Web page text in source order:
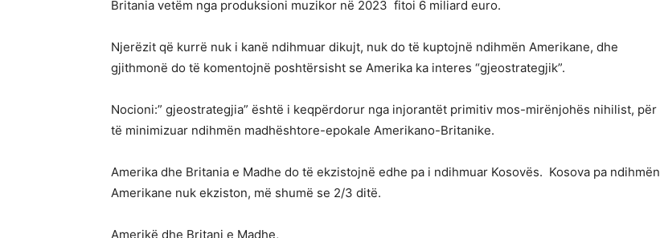
Britania vetëm nga produksioni muzikor në 2023 fitoi 6 miliard euro.
Njerëzit që kurrë nuk i kanë ndihmuar dikujt, nuk do të kuptojnë ndihmën Amerikane, dhe
gjithmonë do të komentojnë poshtërsisht se Amerika ka interes “gjeostrategjik”.
Nocioni:” gjeostrategjia” është i keqpërdorur nga injorantët primitiv mos-mirënjohës nihilist, për
të minimizuar ndihmën madhështore-epokale Amerikano-Britanike.
Amerika dhe Britania e Madhe do të ekzistojnë edhe pa i ndihmuar Kosovës. Kosova pa ndihmën
Amerikane nuk ekziston, më shumë se 2/3 ditë.
Amerikë dhe Britani e Madhe,